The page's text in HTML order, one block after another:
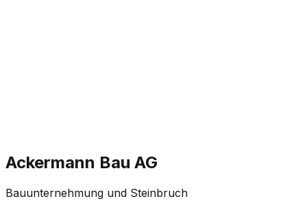
Ackermann Bau AG
Bauunternehmung und Steinbruch